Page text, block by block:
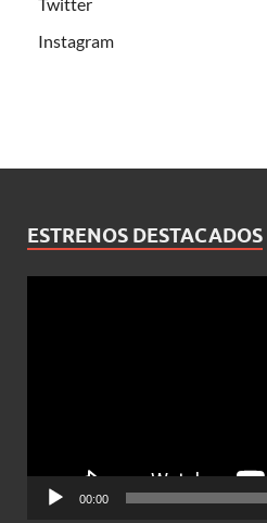
Instagram
ESTRENOS DESTACADOS
00:00